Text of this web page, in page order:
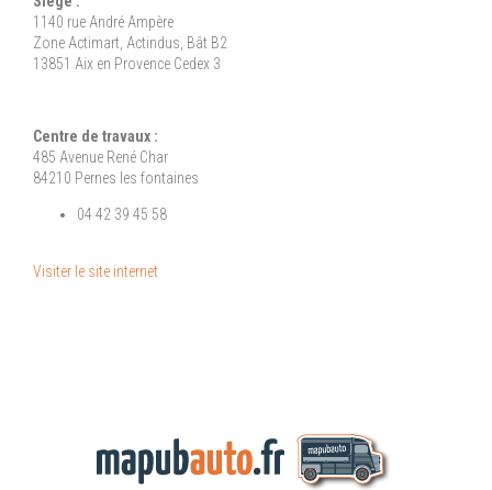
1140 rue André Ampère
Zone Actimart, Actindus, Bât B2
13851 Aix en Provence Cedex 3
Centre de travaux :
485 Avenue René Char
84210 Pernes les fontaines
04 42 39 45 58
Visiter le site internet